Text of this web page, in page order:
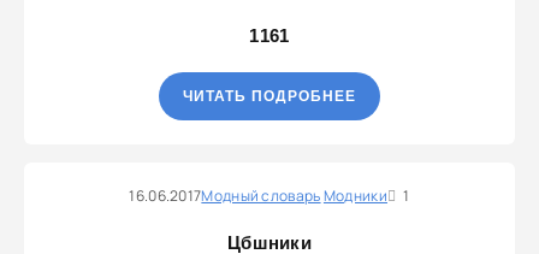
1161
ЧИТАТЬ ПОДРОБНЕЕ
16.06.2017Модный словарьМодники 1
Цбшники